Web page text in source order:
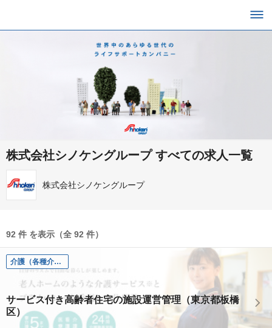
株式会社シノケングループ すべての求人一覧
株式会社シノケングループ
92 件 を表示（全 92 件）
介護（各種介護職）
サービス付き高齢者住宅の施設運営管理（東京都板橋
区）